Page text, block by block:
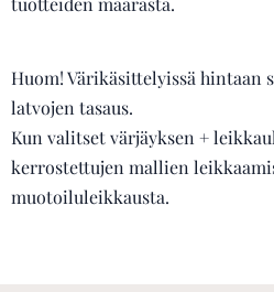
Huom! Värikäsittelyissä hintaan
latvojen tasaus.
Kun valitset värjäyksen +
kerrostettujen mallien
muotoiluleikkausta.